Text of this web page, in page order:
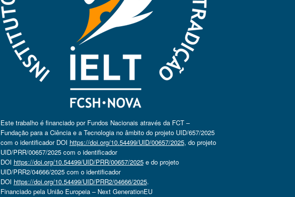
Este trabalho é financiado por Fundos Nacionais através da FCT –
Fundação para a Ciência e a Tecnologia no âmbito do projeto UID/657/2025
com o identificador DOI https://doi.org/10.54499/UID/00657/2025, do projeto
UID/PRR/00657/2025 com o identificador
DOI https://doi.org/10.54499/UID/PRR/00657/2025e do projeto
UID/PRR2/04666/2025 com o identificador
DOI https://doi.org/10.54499/UID/PRR2/04666/2025.
Financiado pela União Europeia – Next GenerationEU